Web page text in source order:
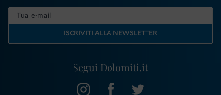
Segui Dolomiti.it
ISCRIVITI ALLA NEWSLETTER